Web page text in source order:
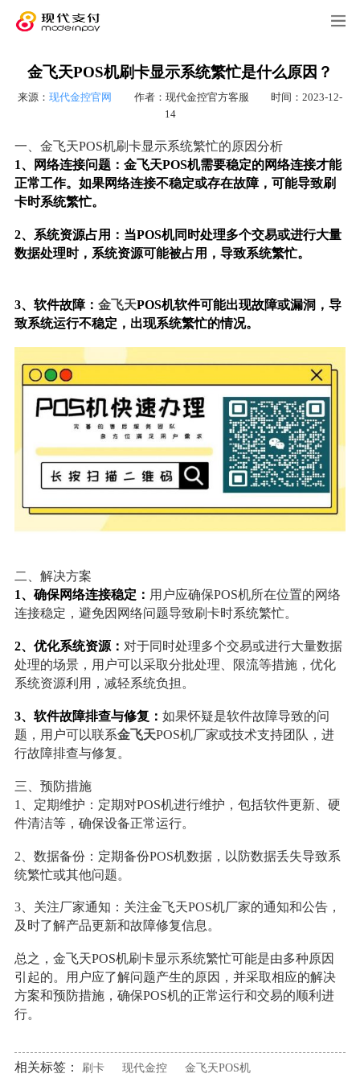
金飞天POS机刷卡显示系统繁忙是什么原因？
来源： 现代金控官网 作者：现代金控官方客服
时间：2023-12-
14
一、金飞天POS机刷卡显示系统繁忙的原因分析
1、网络连接问题：金飞天POS机需要稳定的网络连接才能
正常工作。如果网络连接不稳定或存在故障，可能导致刷
卡时系统繁忙。
2、系统资源占用：当POS机同时处理多个交易或进行大量
数据处理时，系统资源可能被占用，导致系统繁忙。
3、软件故障： 金飞天POS机软件可能出现故障或漏洞，导
致系统运行不稳定，出现系统繁忙的情况。
二、解决方案
1、确保网络连接稳定： 用户应确保POS机所在位置的网络
连接稳定，避免因网络问题导致刷卡时系统繁忙。
2、优化系统资源： 对于同时处理多个交易或进行大量数据
处理的场景，用户可以采取分批处理、限流等措施，优化
系统资源利用，减轻系统负担。
3、软件故障排查与修复： 如果怀疑是软件故障导致的问
题，用户可以联系金飞天POS机厂家或技术支持团队，进
行故障排查与修复。
三、预防措施
1、定期维护：定期对POS机进行维护，包括软件更新、硬
件清洁等，确保设备正常运行。
2、数据备份：定期备份POS机数据，以防数据丢失导致系
统繁忙或其他问题。
3、关注厂家通知：关注金飞天POS机厂家的通知和公告，
及时了解产品更新和故障修复信息。
总之，金飞天POS机刷卡显示系统繁忙可能是由多种原因
引起的。用户应了解问题产生的原因，并采取相应的解决
方案和预防措施，确保POS机的正常运行和交易的顺利进
行。
相关标签： 刷卡 现代金控 金飞天POS机